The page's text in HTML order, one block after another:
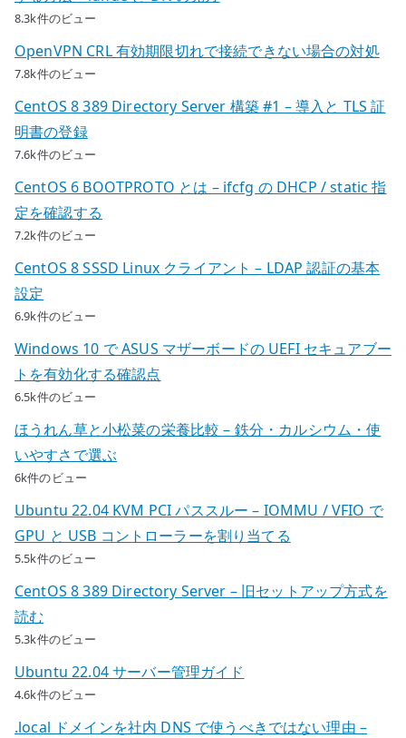
8.3k件のビュー
OpenVPN CRL 有効期限切れで接続できない場合の対処
7.8k件のビュー
CentOS 8 389 Directory Server 構築 #1 – 導入と TLS 証
明書の登録
7.6k件のビュー
CentOS 6 BOOTPROTO とは – ifcfg の DHCP / static 指
定を確認する
7.2k件のビュー
CentOS 8 SSSD Linux クライアント – LDAP 認証の基本
設定
6.9k件のビュー
Windows 10 で ASUS マザーボードの UEFI セキュアブー
トを有効化する確認点
6.5k件のビュー
ほうれん草と小松菜の栄養比較 – 鉄分・カルシウム・使
いやすさで選ぶ
6k件のビュー
Ubuntu 22.04 KVM PCI パススルー – IOMMU / VFIO で
GPU と USB コントローラーを割り当てる
5.5k件のビュー
CentOS 8 389 Directory Server – 旧セットアップ方式を
読む
5.3k件のビュー
Ubuntu 22.04 サーバー管理ガイド
4.6k件のビュー
.local ドメインを社内 DNS で使うべきではない理由 –